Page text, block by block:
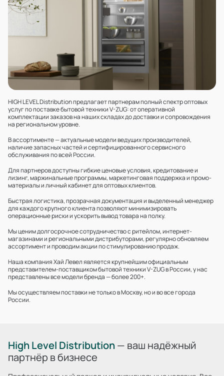
HIGH LEVEL Distribution предлагает партнерам полный спектр оптовых
услуг по поставке бытовой техники V-ZUG: от оперативной
комплектации заказов на наших складах до доставки и сопровождения
на региональном уровне.
В ассортименте — актуальные модели ведущих производителей,
наличие запасных частей и сертифицированного сервисного
обслуживания по всей России.
Для партнеров доступны гибкие ценовые условия, кредитование и
лизинг, маржинальные программы, маркетинговая поддержка и промо-
материалы и личный кабинет для оптовых клиентов.
Быстрая логистика, прозрачная документация и выделенный менеджер
для каждого крупного клиента позволяют минимизировать
операционные риски и ускорить вывод товара на полку.
Мы ценим долгосрочное сотрудничество с ритейлом, интернет-
магазинами и региональными дистрибуторами, регулярно обновляем
ассортимент и проводим акции по стимулированию продаж.
Наша компания Хай Левел является крупнейшим официальным
представителем-поставщиком бытовой техники V-ZUG в России, у нас
представлены все модели бренда — более 200+.
Мы осуществляем поставки не только в Москву, но и во все города
России.
High Level Distribution — ваш надёжный
партнёр в бизнесе